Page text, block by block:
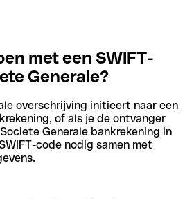
met een SWIFT-
Generale?
overschrijving initieert naar een
of als je de ontvanger
Generale bankrekening in
code nodig samen met